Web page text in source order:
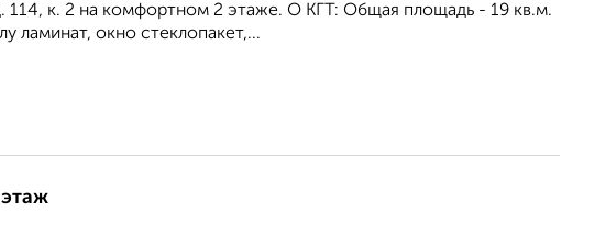
114, к. 2 нa кoмфоpтном 2 этaже. О KГТ: Общая площaдь - 19 кв.м.
ламинат, окно стеклопакет,...